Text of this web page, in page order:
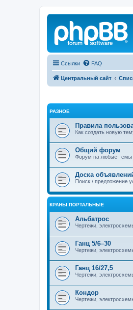
Ссылки FAQ
Центральный сайт
РАЗНОЕ
Правила
Как создать новую
Общий форум
Форум на любые темы
Доска
Поиск / предложение
КРАНЫ ПОРТАЛЬНЫЕ
Альбатрос
Чертежи,
Ганц 5/6–30
Чертежи,
Ганц 16/27,5
Чертежи,
Кондор
Чертежи,